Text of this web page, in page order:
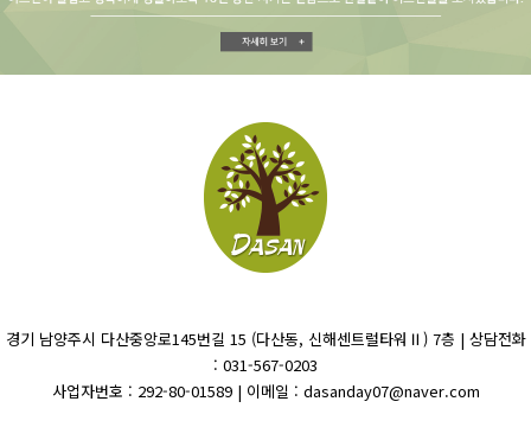
경기 남양주시 다산중앙로145번길 15 (다산동, 신해센트럴타워Ⅱ) 7층 | 상담전화
: 031-567-0203
사업자번호 : 292-80-01589 | 이메일 : dasanday07@naver.com